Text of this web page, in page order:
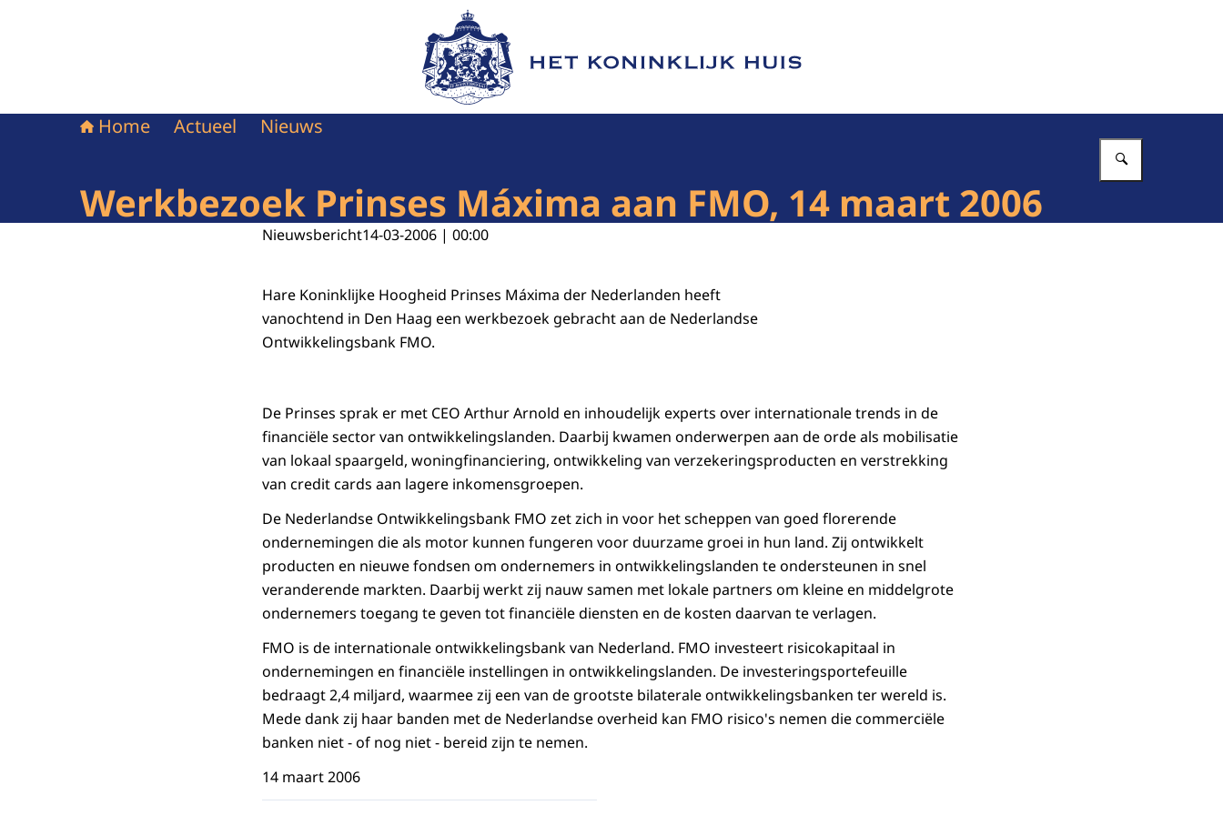
Naar de homepage van Het Koninklijk Huis
Home Actueel Nieuws
Werkbezoek Prinses Máxima aan FMO, 14 maart 2006
Nieuwsbericht14-03-2006 | 00:00
Hare Koninklijke Hoogheid Prinses Máxima der Nederlanden heeft
vanochtend in Den Haag een werkbezoek gebracht aan de Nederlandse
Ontwikkelingsbank FMO.
De Prinses sprak er met CEO Arthur Arnold en inhoudelijk experts over internationale trends in de
financiële sector van ontwikkelingslanden. Daarbij kwamen onderwerpen aan de orde als mobilisatie
van lokaal spaargeld, woningfinanciering, ontwikkeling van verzekeringsproducten en verstrekking
van credit cards aan lagere inkomensgroepen.
De Nederlandse Ontwikkelingsbank FMO zet zich in voor het scheppen van goed florerende
ondernemingen die als motor kunnen fungeren voor duurzame groei in hun land. Zij ontwikkelt
producten en nieuwe fondsen om ondernemers in ontwikkelingslanden te ondersteunen in snel
veranderende markten. Daarbij werkt zij nauw samen met lokale partners om kleine en middelgrote
ondernemers toegang te geven tot financiële diensten en de kosten daarvan te verlagen.
FMO is de internationale ontwikkelingsbank van Nederland. FMO investeert risicokapitaal in
ondernemingen en financiële instellingen in ontwikkelingslanden. De investeringsportefeuille
bedraagt 2,4 miljard, waarmee zij een van de grootste bilaterale ontwikkelingsbanken ter wereld is.
Mede dank zij haar banden met de Nederlandse overheid kan FMO risico's nemen die commerciële
banken niet - of nog niet - bereid zijn te nemen.
14 maart 2006